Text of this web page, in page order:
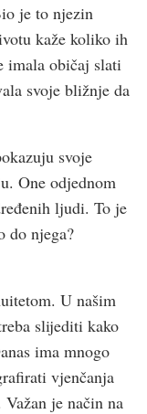
je to njezin
kaže koliko ih
imala običaj slati
svoje bližnje da
svoje
One odjednom
ljudi. To je
do njega?
U našim
slijediti kako
ima mnogo
vjenčanja
je način na